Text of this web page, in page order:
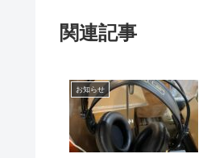
関連記事
お知らせ